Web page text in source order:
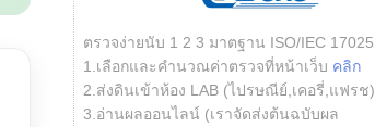
ตรวจง่ายนับ 1 2 3 มาตฐาน ISO/IEC 17025
1.เลือกและคำนวณค่าตรวจที่หน้าเว็บ คลิก
2.ส่งดินเข้าห้อง LAB (ไปรษณีย์,เคอรี่,แฟรช)
3.อ่านผลออนไลน์ (เราจัดส่งต้นฉบับผล